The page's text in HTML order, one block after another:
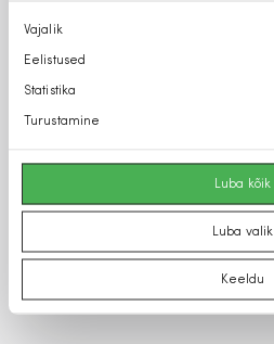
Nõusoleku
valik
Vajalik
Eelistused
Statistika
Turustamine
Luba kõik
Luba valik
Keeldu